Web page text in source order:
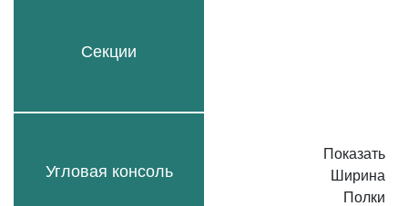
Секции
Угловая консоль
Показать
Ширина
Полки